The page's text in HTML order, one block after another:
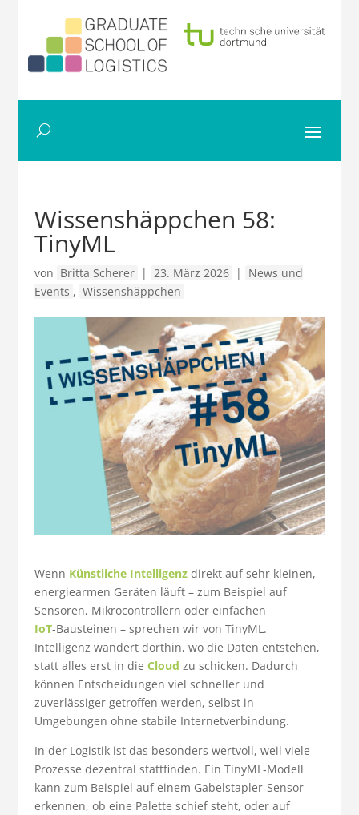
Wissenshäppchen 58:
TinyML
von Britta Scherer | 23. März 2026 |
News und
Events , Wissenshäppchen
Wenn Künstliche Intelligenzdirekt auf sehr kleinen,
energiearmen Geräten läuft – zum Beispiel auf
Sensoren, Mikrocontrollern oder einfachen
IoT‑Bausteinen – sprechen wir von TinyML.
Intelligenz wandert dorthin, wo die Daten entstehen,
statt alles erst in die Cloud zu schicken. Dadurch
können Entscheidungen viel schneller und
zuverlässiger getroffen werden, selbst in
Umgebungen ohne stabile Internetverbindung.
In der Logistik ist das besonders wertvoll, weil viele
Prozesse dezentral stattfinden. Ein TinyML‑Modell
kann zum Beispiel auf einem Gabelstapler‑Sensor
erkennen, ob eine Palette schief steht, oder auf